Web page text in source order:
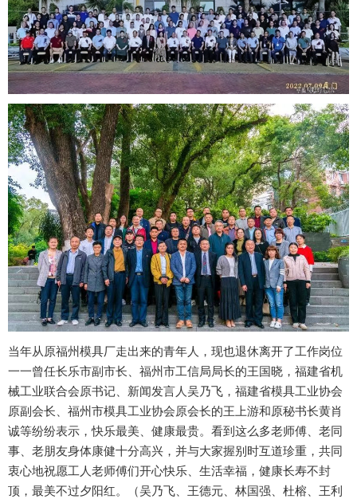
当年从原福州模具厂走出来的青年人，现也退休离开了工作岗位
一一曾任长乐市副市长、福州市工信局局长的王国晓，福建省机
械工业联合会原书记、新闻发言人吴乃飞，福建省模具工业协会
原副会长、福州市模具工业协会原会长的王上游和原秘书长黄肖
诚等纷纷表示，快乐最美、健康最贵。看到这么多老师傅、老同
事、老朋友身体康健十分高兴，并与大家握别时互道珍重，共同
衷心地祝愿工人老师傅们开心快乐、生活幸福，健康长寿不封
顶，最美不过夕阳红。（吴乃飞、王德元、林国强、杜榕、王利